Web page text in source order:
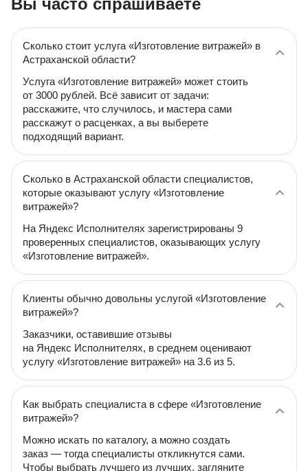
Вы часто спрашиваете
Сколько стоит услуга «Изготовление витражей» в
Астраханской области?
Услуга «Изготовление витражей» может стоить
от 3000 рублей. Всё зависит от задачи:
расскажите, что случилось, и мастера сами
расскажут о расценках, а вы выберете
подходящий вариант.
Сколько в Астраханской области специалистов,
которые оказывают услугу «Изготовление
витражей»?
На Яндекс Исполнителях зарегистрированы 9
проверенных специалистов, оказывающих услугу
«Изготовление витражей».
Клиенты обычно довольны услугой «Изготовление
витражей»?
Заказчики, оставившие отзывы
на Яндекс Исполнителях, в среднем оценивают
услугу «Изготовление витражей» на 3.6 из 5.
Как выбрать специалиста в сфере «Изготовление
витражей»?
Можно искать по каталогу, а можно создать
заказ — тогда специалисты откликнутся сами.
Чтобы выбрать лучшего из лучших, загляните